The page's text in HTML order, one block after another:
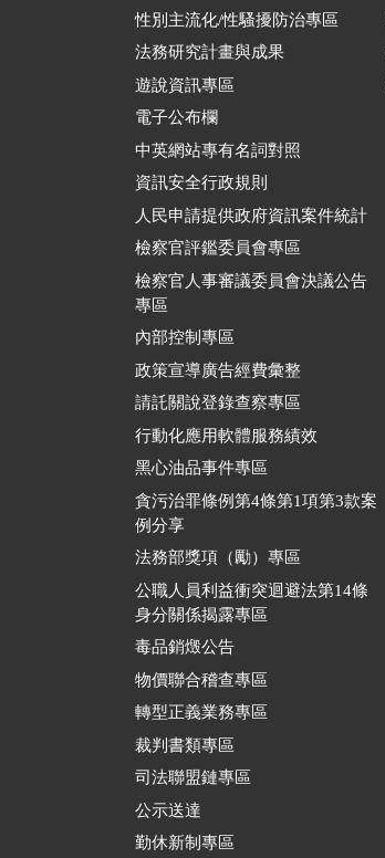
性別主流化/性騷擾防治專區
法務研究計畫與成果
遊說資訊專區
電子公布欄
中英網站專有名詞對照
資訊安全行政規則
人民申請提供政府資訊案件統計
檢察官評鑑委員會專區
檢察官人事審議委員會決議公告
專區
內部控制專區
政策宣導廣告經費彙整
請託關說登錄查察專區
行動化應用軟體服務績效
黑心油品事件專區
貪污治罪條例第4條第1項第3款案
例分享
法務部獎項（勵）專區
公職人員利益衝突迴避法第14條
身分關係揭露專區
毒品銷燬公告
物價聯合稽查專區
轉型正義業務專區
裁判書類專區
司法聯盟鏈專區
公示送達
勤休新制專區